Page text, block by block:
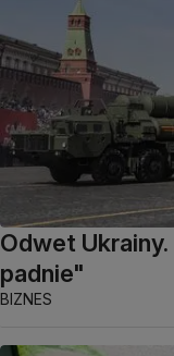
Odwet
padnie"
BIZNES